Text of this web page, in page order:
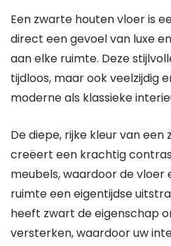
Een zwarte houten vloer is
direct een gevoel van luxe
aan elke ruimte. Deze
tijdloos, maar ook veelzijdig
moderne als klassieke
De diepe, rijke kleur van
creëert een krachtig
meubels, waardoor de
ruimte een eigentijdse
heeft zwart de eigenschap
versterken, waardoor uw